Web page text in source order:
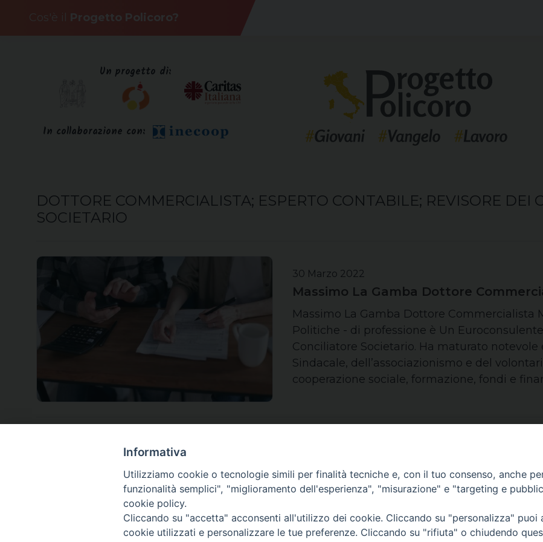
Cos'è il Progetto Policoro?
Un progetto di:
In collaborazione con:
DOTTORE COMMERCIALISTA; ESPERTO CONTABILE; REVISORE DEI
SOCIETARIO
30 Marzo 2022
Massimo La Gamba Dottore
Massimo La Gamba Dottore Commercialista
Politiche - di professione è Un
Conciliatore Societario. Ha maturato
Sindacale, dell’associazionismo e del
cooperazione sociale, formazione, fondi e
Chi siamo Contatti Privacy
Informativa
Utilizziamo cookie o tecnologie simili per finalità tecniche e, con il tuo consenso, anche
funzionalità semplici", "miglioramento dell'esperienza", "misurazione" e "targeting e
cookie policy.
Cliccando su "accetta" acconsenti all'utilizzo dei cookie. Cliccando su "personalizza" puoi
cookie utilizzati e personalizzare le tue preferenze. Cliccando su "rifiuta" o chiudendo